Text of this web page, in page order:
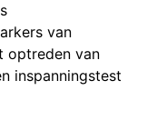
van
optreden van
inspanningstest